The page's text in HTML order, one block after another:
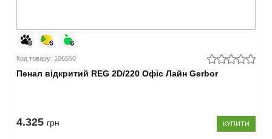
Код товару: 106550
Пенал відкритий REG 2D/220 Офіс Лайн Gerbor
4.325 грн КУПИТИ